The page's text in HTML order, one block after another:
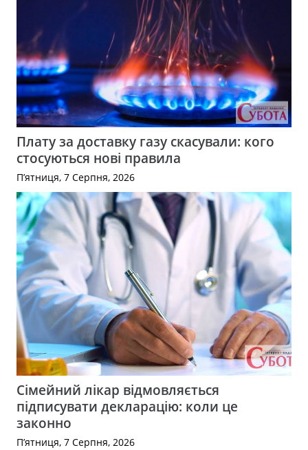
Плату за доставку газу скасували: кого
стосуються нові правила
П’ятниця, 7 Серпня, 2026
Сімейний лікар відмовляється
підписувати декларацію: коли це
законно
П’ятниця, 7 Серпня, 2026